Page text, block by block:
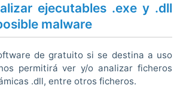
ejecutables .exe y .dll
malware
de gratuito si se destina a uso
permitirá ver y/o analizar ficheros
.dll, entre otros ficheros.